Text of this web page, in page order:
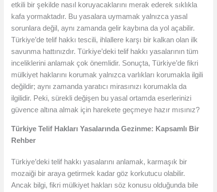
etkili bir şekilde nasıl koruyacaklarını merak ederek sıklıkla
kafa yormaktadır. Bu yasalara uymamak yalnızca yasal
sorunlara değil, aynı zamanda gelir kaybına da yol açabilir.
Türkiye’de telif hakkı tescili, ihlallere karşı bir kalkan olan ilk
savunma hattınızdır. Türkiye’deki telif hakkı yasalarının tüm
inceliklerini anlamak çok önemlidir. Sonuçta, Türkiye’de fikri
mülkiyet haklarını korumak yalnızca varlıkları korumakla ilgili
değildir; aynı zamanda yaratıcı mirasınızı korumakla da
ilgilidir. Peki, sürekli değişen bu yasal ortamda eserlerinizi
güvence altına almak için harekete geçmeye hazır mısınız?
Türkiye Telif Hakları Yasalarında Gezinme: Kapsamlı Bir
Rehber
Türkiye’deki telif hakkı yasalarını anlamak, karmaşık bir
mozaiği bir araya getirmek kadar göz korkutucu olabilir.
Ancak bilgi, fikri mülkiyet hakları söz konusu olduğunda bile